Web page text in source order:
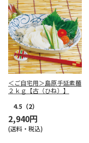
＜ご自宅用＞島原手延素麺
２ｋｇ【古（ひね）】
4.5 （2）
2,940円
(送料・税込)